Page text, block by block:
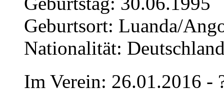
Geburtsort: Luanda/
Nationalität:
Im Verein: 26.01.2016 -